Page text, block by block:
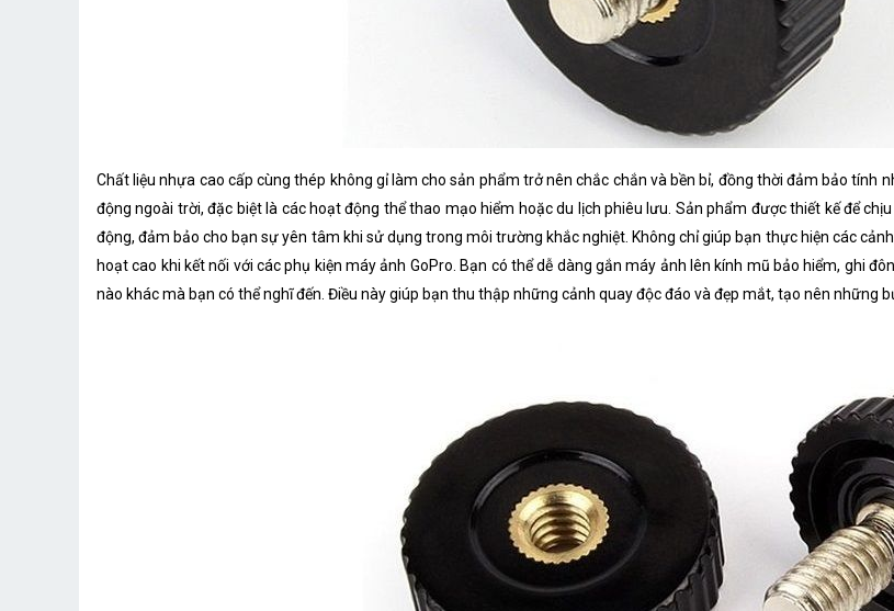
Chất liệu nhựa cao cấp cùng thép không gỉ làm cho sản phẩm trở nên chắc chắn và bền bỉ, đồng thời đảm bảo tính
động ngoài trời, đặc biệt là các hoạt động thể thao mạo hiểm hoặc du lịch phiêu lưu. Sản phẩm được thiết kế để
động, đảm bảo cho bạn sự yên tâm khi sử dụng trong môi trường khắc nghiệt. Không chỉ giúp bạn thực hiện các
hoạt cao khi kết nối với các phụ kiện máy ảnh GoPro. Bạn có thể dễ dàng gắn máy ảnh lên kính mũ bảo hiểm, ghi
nào khác mà bạn có thể nghĩ đến. Điều này giúp bạn thu thập những cảnh quay độc đáo và đẹp mắt, tạo nên những